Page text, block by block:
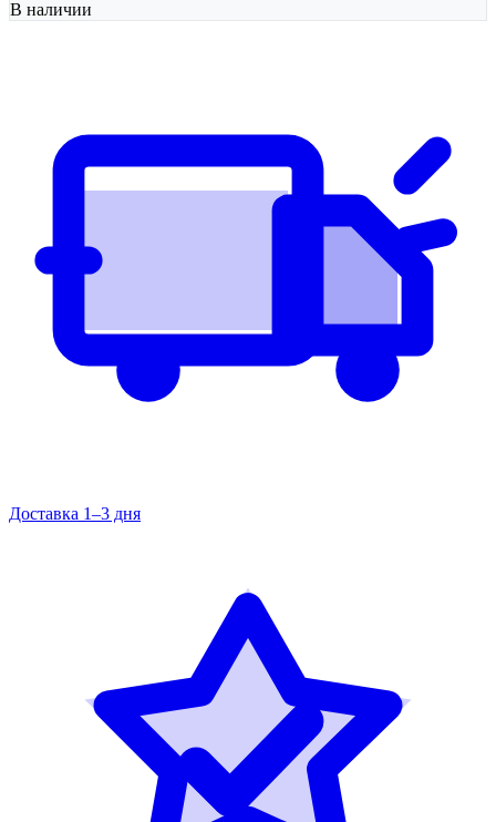
В наличии
Доставка 1–3 дня